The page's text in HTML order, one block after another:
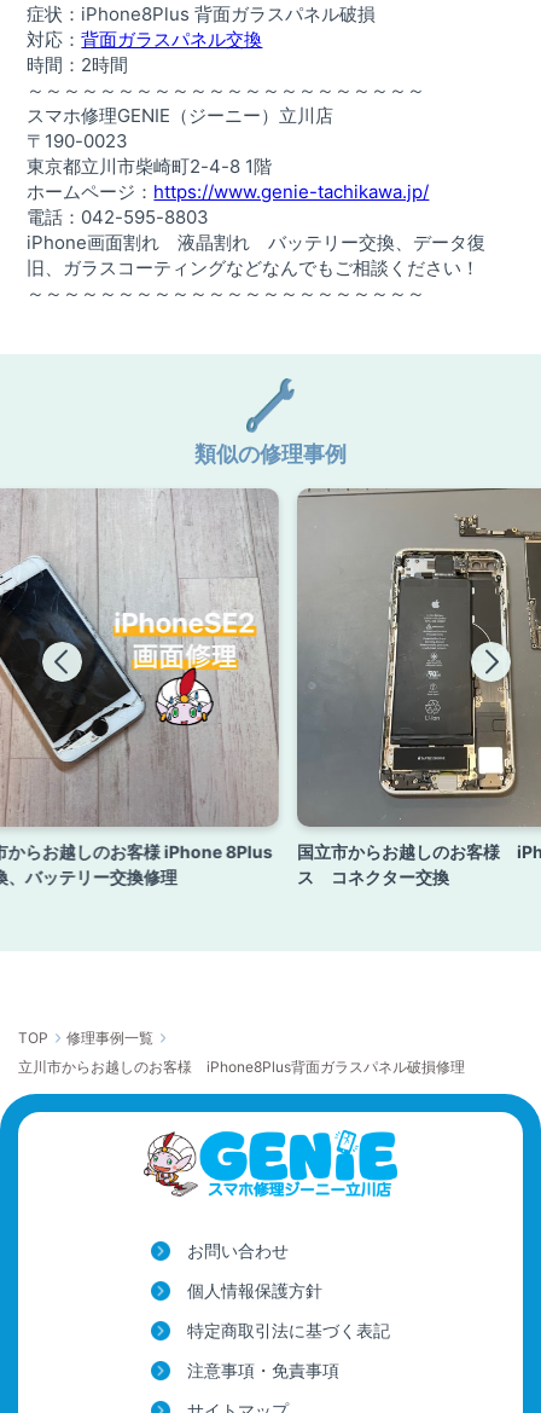
症状：iPhone8Plus 背面ガラスパネル破損
対応：背面ガラスパネル交換
時間：2時間
～～～～～～～～～～～～～～～～～～～～～～
スマホ修理GENIE（ジーニー）立川店
〒190-0023
東京都立川市柴崎町2-4-8 1階
ホームページ： https://www.genie-tachikawa.jp/
電話：042-595-8803
iPhone画面割れ 液晶割れ バッテリー交換、データ復
旧、ガラスコーティングなどなんでもご相談ください！
～～～～～～～～～～～～～～～～～～～～～～
類似の修理事例
からお越しのお客様 iPhone 8Plus
、バッテリー交換修理
国立市からお越しのお客様
ス コネクター交換
TOP
修理事例一覧
立川市からお越しのお客様 iPhone8Plus背面ガラスパネル破損修理
お問い合わせ
個人情報保護方針
特定商取引法に基づく表記
注意事項・免責事項